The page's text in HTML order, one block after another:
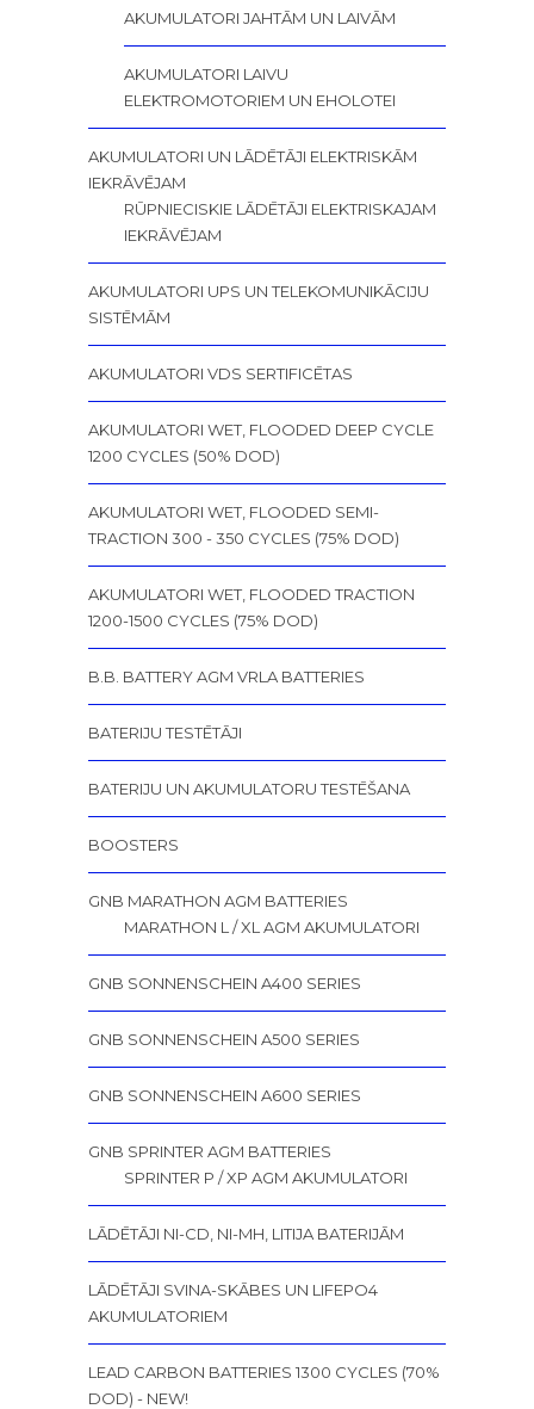
AKUMULATORI JAHTĀM UN LAIVĀM
AKUMULATORI LAIVU
ELEKTROMOTORIEM UN EHOLOTEI
AKUMULATORI UN LĀDĒTĀJI ELEKTRISKĀM
IEKRĀVĒJAM
RŪPNIECISKIE LĀDĒTĀJI ELEKTRISKAJAM
IEKRĀVĒJAM
AKUMULATORI UPS UN TELEKOMUNIKĀCIJU
SISTĒMĀM
AKUMULATORI VDS SERTIFICĒTAS
AKUMULATORI WET, FLOODED DEEP CYCLE
1200 CYCLES (50% DOD)
AKUMULATORI WET, FLOODED SEMI-
TRACTION 300 - 350 CYCLES (75% DOD)
AKUMULATORI WET, FLOODED TRACTION
1200-1500 CYCLES (75% DOD)
B.B. BATTERY AGM VRLA BATTERIES
BATERIJU TESTĒTĀJI
BATERIJU UN AKUMULATORU TESTĒŠANA
BOOSTERS
GNB MARATHON AGM BATTERIES
MARATHON L / XL AGM AKUMULATORI
GNB SONNENSCHEIN A400 SERIES
GNB SONNENSCHEIN A500 SERIES
GNB SONNENSCHEIN A600 SERIES
GNB SPRINTER AGM BATTERIES
SPRINTER P / XP AGM AKUMULATORI
LĀDĒTĀJI NI-CD, NI-MH, LITIJA BATERIJĀM
LĀDĒTĀJI SVINA-SKĀBES UN LIFEPO4
AKUMULATORIEM
LEAD CARBON BATTERIES 1300 CYCLES (70%
DOD) - NEW!